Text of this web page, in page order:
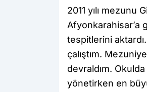
2011 yılı mezunu
Afyonkarahisar’a
tespitlerini
çalıştım.
devraldım.
yönetirken en